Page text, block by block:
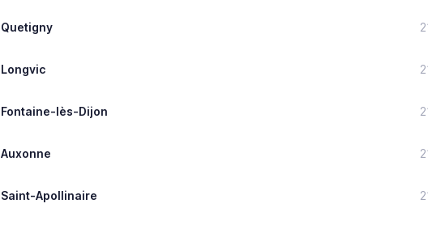
Quetigny
Longvic
Fontaine-lès-Dijon
Auxonne
Saint-Apollinaire